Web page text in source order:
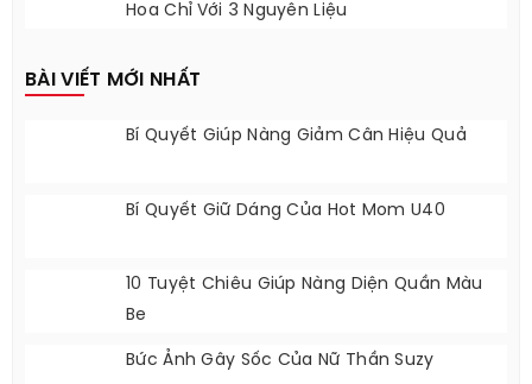
Hoa Chỉ Với 3 Nguyên Liệu
BÀI VIẾT MỚI NHẤT
Bí Quyết Giúp Nàng Giảm Cân Hiệu Quả
Bí Quyết Giữ Dáng Của Hot Mom U40
10 Tuyệt Chiêu Giúp Nàng Diện Quần Màu
Be
Bức Ảnh Gây Sốc Của Nữ Thần Suzy